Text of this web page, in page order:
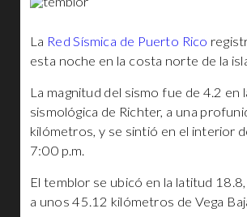
La Red Sísmica de Puerto Rico
esta noche en la costa norte de la
La magnitud del sismo fue de 4.2 en
sismológica de Richter, a una
kilómetros, y se sintió en el interior
7:00 p.m.
El temblor se ubicó en la latitud
a unos 45.12 kilómetros de Vega